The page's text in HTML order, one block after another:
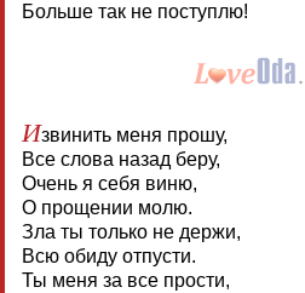
Больше так не поступлю!
Извинить меня прошу,
Все слова назад беру,
Очень я себя виню,
О прощении молю.
Зла ты только не держи,
Всю обиду отпусти.
Ты меня за все прости,